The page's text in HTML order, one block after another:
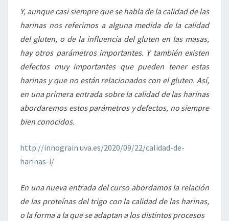
Y, aunque casi siempre que se habla de la calidad de las
harinas nos referimos a alguna medida de la calidad
del gluten, o de la influencia del gluten en las masas,
hay otros parámetros importantes. Y también existen
defectos muy importantes que pueden tener estas
harinas y que no están relacionados con el gluten. Así,
en una primera entrada sobre la calidad de las harinas
abordaremos estos parámetros y defectos, no siempre
bien conocidos.
http://innograin.uva.es/2020/09/22/calidad-de-
harinas-i/
En una nueva entrada del curso abordamos la relación
de las proteínas del trigo con la calidad de las harinas,
o la forma a la que se adaptan a los distintos procesos